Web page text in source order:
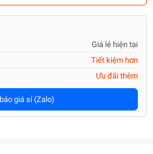
Giá lẻ hiện tại
Tiết kiệm hơn
Ưu đãi thêm
giá sỉ (Zalo)